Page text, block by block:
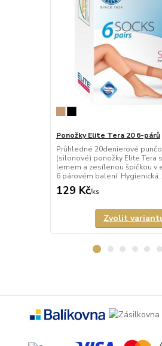
Ponožky Elite Tera 20 6-párů
Průhledné 20denierové
(silonové) ponožky Elite Tera
lemem a zesílenou špičkou v
6 párovém balení.
129 Kč/ks
Zvolit